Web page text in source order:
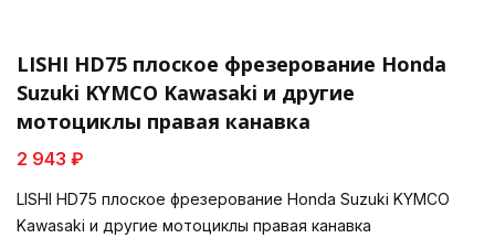
LISHI HD75 плоское фрезерование Honda
Suzuki KYMCO Kawasaki и другие
мотоциклы правая канавка
2 943 ₽
LISHI HD75 плоское фрезерование Honda Suzuki KYMCO
Kawasaki и другие мотоциклы правая канавка